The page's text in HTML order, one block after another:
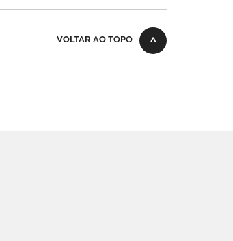
VOLTAR AO TOPO
.